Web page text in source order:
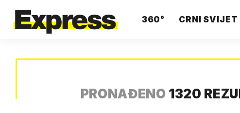
360° CRNI SVIJET
PRONAĐENO 1320